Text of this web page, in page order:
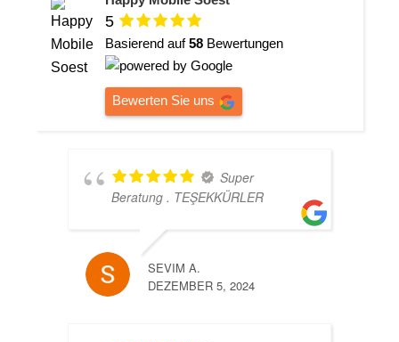
5
Basierend auf58 Bewertungen
Bewerten Sie uns
Super
Beratung . TEŞEKKÜRLER
SEVIM A.
DEZEMBER 5, 2024